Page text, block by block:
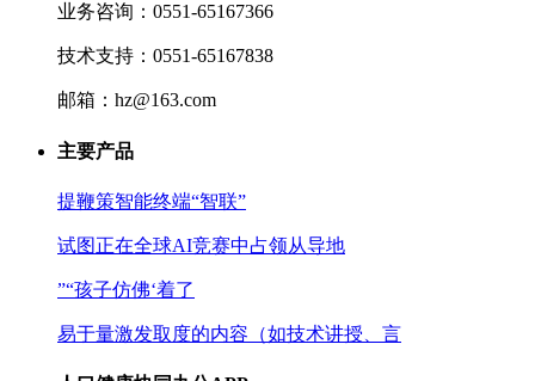
业务咨询：0551-65167366
技术支持：0551-65167838
邮箱：hz@163.com
主要产品
提鞭策智能终端“智联”
试图正在全球AI竞赛中占领从导地
”“孩子仿佛‘着了
易于量激发取度的内容（如技术讲授、言